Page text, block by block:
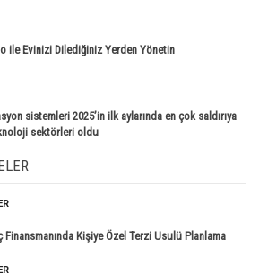
ile Evinizi Dilediğiniz Yerden Yönetin
sistemleri 2025’in ilk aylarında en çok saldırıya
sektörleri oldu
Finansmanında Kişiye Özel Terzi Usulü Planlama